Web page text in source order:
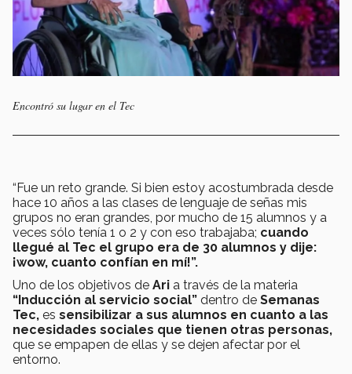
Encontró su lugar en el Tec
“Fue un reto grande. Si bien estoy acostumbrada desde
hace 10 años a las clases de lenguaje de señas mis
grupos no eran grandes, por mucho de 15 alumnos y a
veces sólo tenía 1 o 2 y con eso trabajaba; cuando
llegué al Tec el grupo era de 30 alumnos y dije:
¡wow, cuanto confían en mí!”.
Uno de los objetivos de Ari a través de la materia
“Inducción al servicio social” dentro de Semanas
Tec, es sensibilizar a sus alumnos en cuanto a las
necesidades sociales que tienen otras personas,
que se empapen de ellas y se dejen afectar por el
entorno.